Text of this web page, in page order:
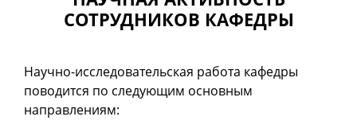
СОТРУДНИКОВ КАФЕДРЫ
Научно-исследовательская работа кафедры
поводится по следующим основным
направлениям: